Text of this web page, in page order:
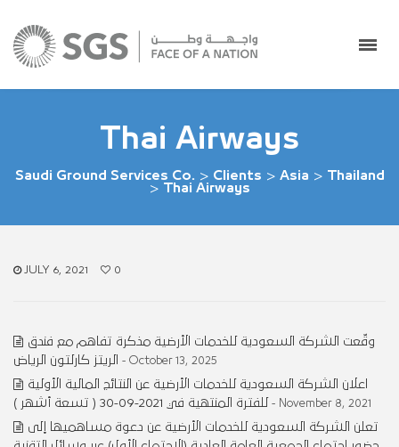
Thai Airways
Saudi Ground Services Co. > Clients > Asia > Thailand
> Thai Airways
JULY 6, 2021 0
وقّعت الشركة السعودية للخدمات الأرضية مذكرة تفاهم مع فندق
الريتز كارلتون الرياض
- October 13, 2025
اعلان الشركة السعودية للخدمات الأرضية عن النتائج المالية الأولية
للفترة المنتهية في 2021-09-30 ( تسعة أشهر )
- November 8, 2021
تعلن الشركة السعودية للخدمات الأرضية عن دعوة مساهميها إلى